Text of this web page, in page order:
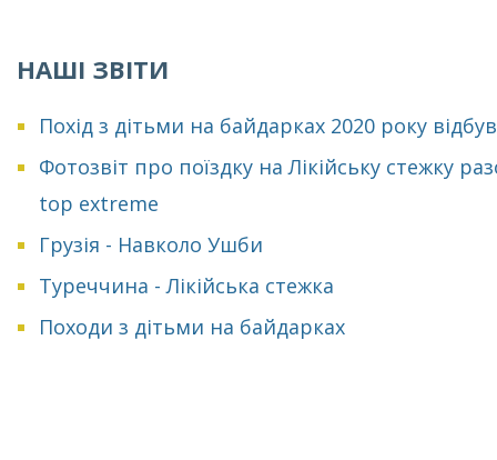
НАШІ ЗВІТИ
Похід з дітьми на байдарках 2020 року
Фотозвіт про поїздку на Лікійську стежку
top extreme
Грузія - Навколо Ушби
Туреччина - Лікійська стежка
Походи з дітьми на байдарках